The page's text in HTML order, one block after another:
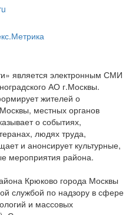
является электронным СМИ
АО г.Москвы.
жителей о
местных органов
о событиях,
людях труда,
и анонсирует культурные,
мероприятия района.
Крюково города Москвы
службой по надзору в сфере
и массовых